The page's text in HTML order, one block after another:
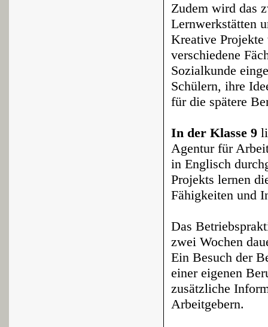
Zudem wird das
Lernwerkstätten
Kreative
verschiedene
Sozialkunde
Schülern, ihre
für die spätere
In der Klasse 9
Agentur für
in Englisch
Projekts lernen
Fähigkeiten und
Das
zwei Wochen
Ein Besuch der
einer eigenen
zusätzliche
Arbeitgebern.